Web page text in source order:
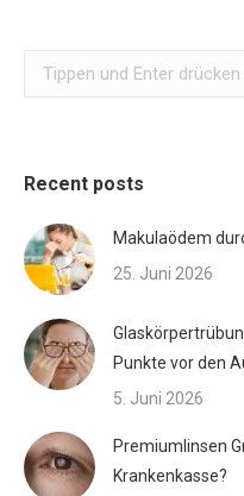
Search:
Recent posts
Makulaödem
25. Juni 2026
Punkte vor den
5. Juni 2026
Premiumlinsen
Krankenkasse?